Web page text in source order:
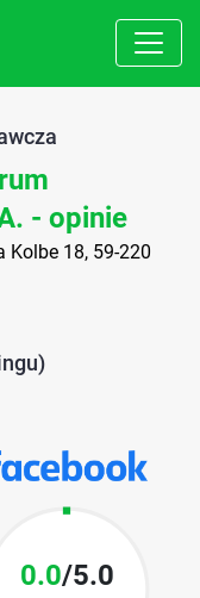
- opinie
Kolbe 18, 59-220
0.0/5.0